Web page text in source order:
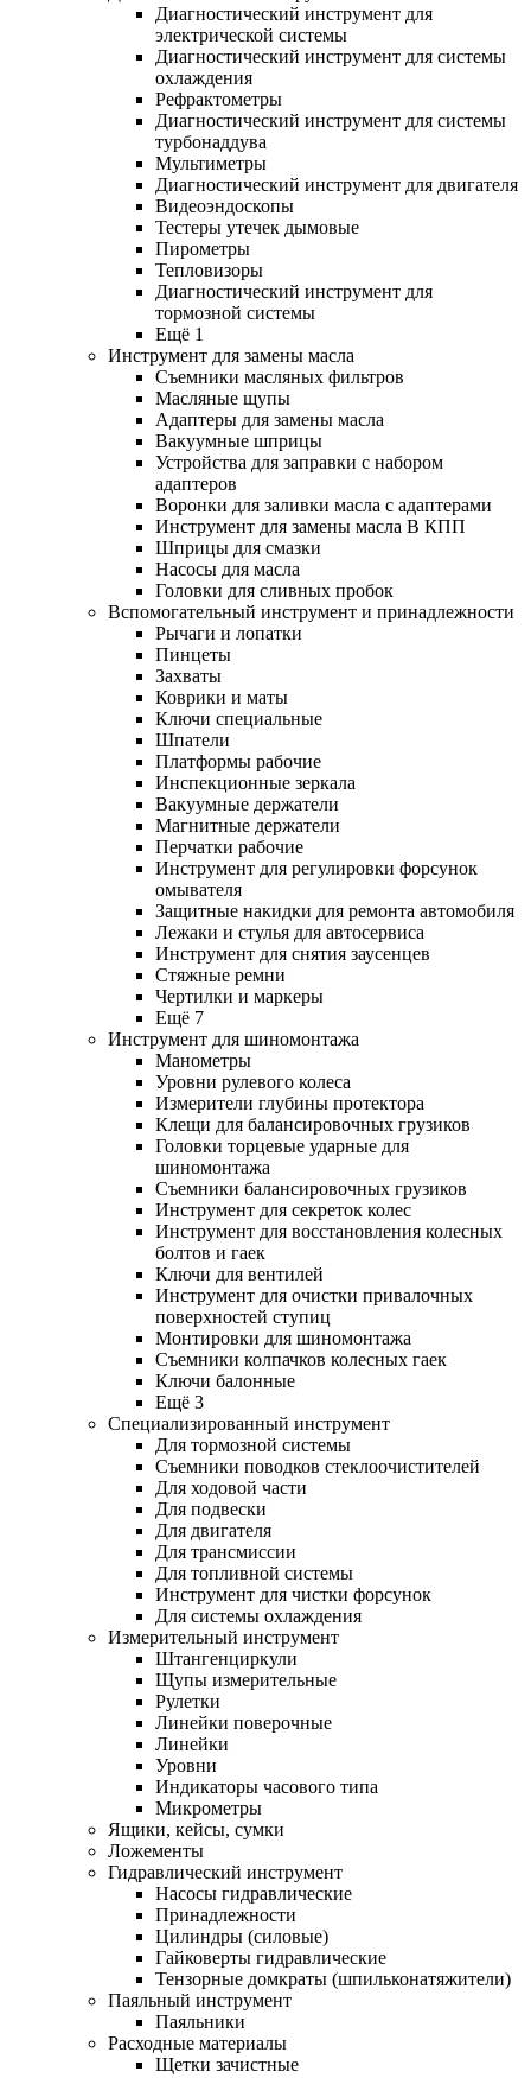
Диагностический инструмент для
электрической системы
Диагностический инструмент для системы
охлаждения
Рефрактометры
Диагностический инструмент для системы
турбонаддува
Мультиметры
Диагностический инструмент для двигателя
Видеоэндоскопы
Тестеры утечек дымовые
Пирометры
Тепловизоры
Диагностический инструмент для
тормозной системы
Ещё 1
Инструмент для замены масла
Съемники масляных фильтров
Масляные щупы
Адаптеры для замены масла
Вакуумные шприцы
Устройства для заправки с набором
адаптеров
Воронки для заливки масла с адаптерами
Инструмент для замены масла В КПП
Шприцы для смазки
Насосы для масла
Головки для сливных пробок
Вспомогательный инструмент и принадлежности
Рычаги и лопатки
Пинцеты
Захваты
Коврики и маты
Ключи специальные
Шпатели
Платформы рабочие
Инспекционные зеркала
Вакуумные держатели
Магнитные держатели
Перчатки рабочие
Инструмент для регулировки форсунок
омывателя
Защитные накидки для ремонта автомобиля
Лежаки и стулья для автосервиса
Инструмент для снятия заусенцев
Стяжные ремни
Чертилки и маркеры
Ещё 7
Инструмент для шиномонтажа
Манометры
Уровни рулевого колеса
Измерители глубины протектора
Клещи для балансировочных грузиков
Головки торцевые ударные для
шиномонтажа
Съемники балансировочных грузиков
Инструмент для секреток колес
Инструмент для восстановления колесных
болтов и гаек
Ключи для вентилей
Инструмент для очистки привалочных
поверхностей ступиц
Монтировки для шиномонтажа
Съемники колпачков колесных гаек
Ключи балонные
Ещё 3
Специализированный инструмент
Для тормозной системы
Съемники поводков стеклоочистителей
Для ходовой части
Для подвески
Для двигателя
Для трансмиссии
Для топливной системы
Инструмент для чистки форсунок
Для системы охлаждения
Измерительный инструмент
Штангенциркули
Щупы измерительные
Рулетки
Линейки поверочные
Линейки
Уровни
Индикаторы часового типа
Микрометры
Ящики, кейсы, сумки
Ложементы
Гидравлический инструмент
Насосы гидравлические
Принадлежности
Цилиндры (силовые)
Гайковерты гидравлические
Тензорные домкраты (шпильконатяжители)
Паяльный инструмент
Паяльники
Расходные материалы
Щетки зачистные